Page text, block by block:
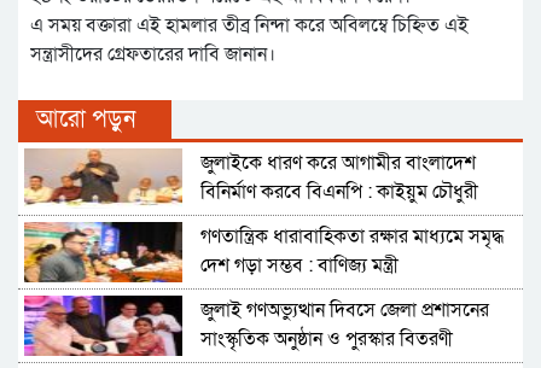
এ সময় বক্তারা এই হামলার তীব্র নিন্দা করে অবিলম্বে চিহ্নিত এই
সন্ত্রাসীদের গ্রেফতারের দাবি জানান।
আরো পড়ুন
জুলাইকে ধারণ করে আগামীর বাংলাদেশ
বিনির্মাণ করবে বিএনপি : কাইয়ুম চৌধুরী
গণতান্ত্রিক ধারাবাহিকতা রক্ষার মাধ্যমে সমৃদ্ধ
দেশ গড়া সম্ভব : বাণিজ্য মন্ত্রী
জুলাই গণঅভ্যুত্থান দিবসে জেলা প্রশাসনের
সাংস্কৃতিক অনুষ্ঠান ও পুরস্কার বিতরণী